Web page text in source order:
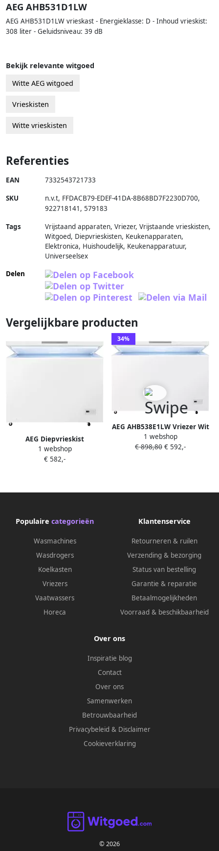
AEG AHB531D1LW
AEG AHB531D1LW vrieskast - Energieklasse: D - Inhoud vrieskist:
308 liter - Geluidsniveau: 39 dB
Bekijk relevante witgoed
Witte AEG witgoed
Vrieskisten
Witte vrieskisten
Referenties
EAN 7332543721733
SKU n.v.t, FFDACB79-EDEF-41DA-8B68BD7F2230D700,
922718141 , 579183
Tags
Vrijstaand apparaten, Vriezer, Vrijstaande vrieskisten,
Witgoed, Diepvrieskisten, Keukenapparaten,
Elektronica, Huishoudelijk, Keukenapparatuur,
Universeelsex
Delen
Vergelijkbare producten
AEG Diepvrieskist
AHB531E1LW |
Diepvrieskisten |
1 webshop
€ 582,-
34%
AEG AHB538E1LW Vriezer Wit
1 webshop
€ 898,80 € 592,-
Populaire categorieën
Wasmachines
Wasdrogers
Koelkasten
Vriezers
Vaatwassers
Horeca
Klantenservice
Retourneren & ruilen
Verzending & bezorging
Status van bestelling
Garantie & reparatie
Betaalmogelijkheden
Voorraad & beschikbaarheid
Over ons
Inspiratie blog
Contact
Over ons
Samenwerken
Betrouwbaarheid
Privacybeleid & Disclaimer
Cookieverklaring
© 2026